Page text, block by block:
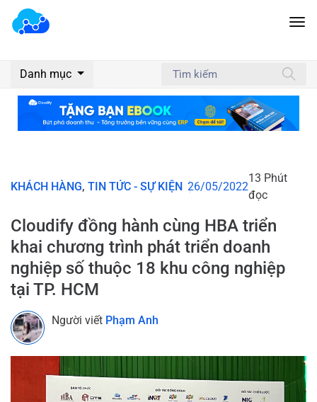
Danh mục
KHÁCH HÀNG, TIN TỨC - SỰ KIỆN 26/05/2022
13 Phút
đọc
Cloudify đồng hành cùng HBA triển
khai chương trình phát triển doanh
nghiệp số thuộc 18 khu công nghiệp
tại TP. HCM
Người viết Phạm Anh